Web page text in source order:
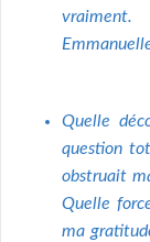
vraiment.
Quelle
question
obstruait
Quelle
ma